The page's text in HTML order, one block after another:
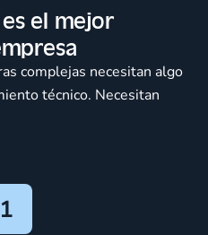
el mejor
complejas necesitan algo
técnico. Necesitan